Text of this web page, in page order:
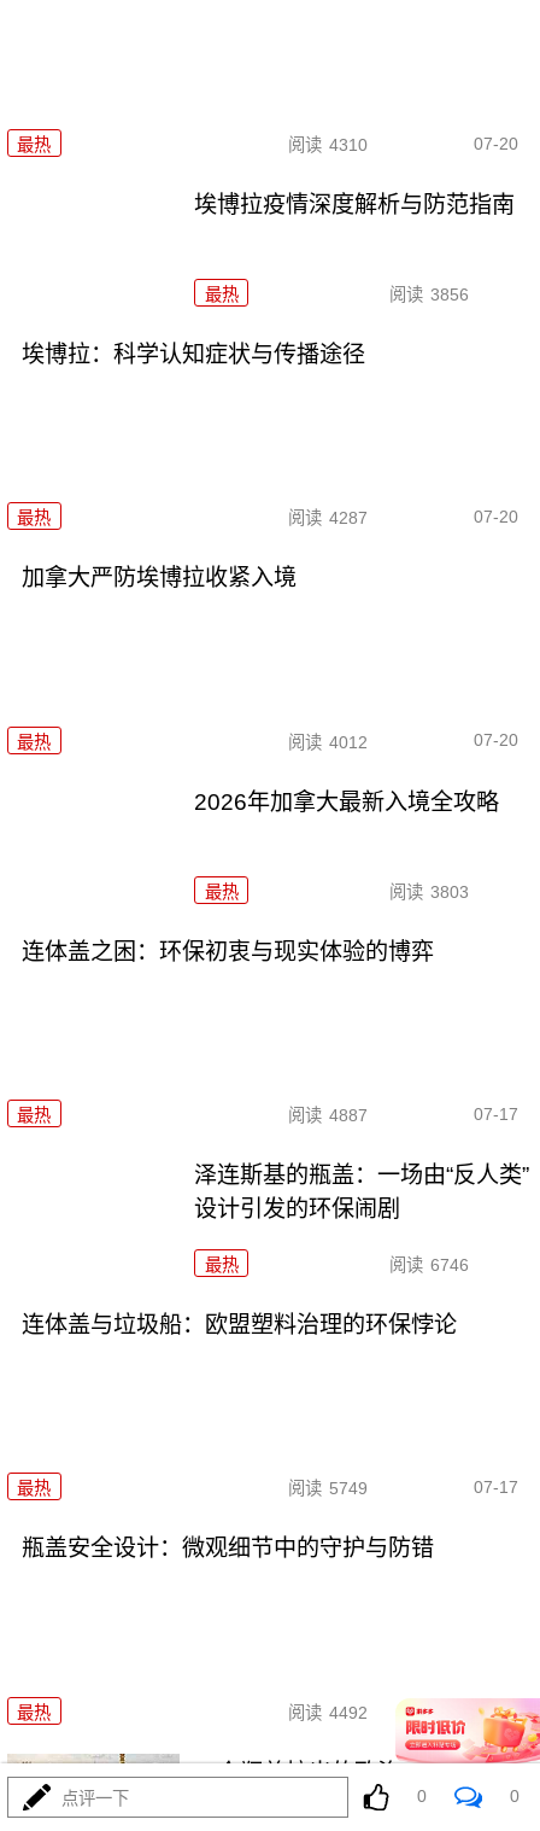
最热 阅读 4310 07-20
埃博拉疫情深度解析与防范指南
最热 阅读 3856
埃博拉：科学认知症状与传播途径
最热 阅读 4287 07-20
加拿大严防埃博拉收紧入境
最热 阅读 4012 07-20
2026年加拿大最新入境全攻略
最热 阅读 3803
连体盖之困：环保初衷与现实体验的博弈
最热 阅读 4887 07-17
泽连斯基的瓶盖：一场由“反人类”
设计引发的环保闹剧
最热 阅读 6746
连体盖与垃圾船：欧盟塑料治理的环保悖论
最热 阅读 5749 07-17
瓶盖安全设计：微观细节中的守护与防错
最热 阅读 4492 07-17
一个瓶盖拧出的政治与环保隐喻
点评一下 0 0